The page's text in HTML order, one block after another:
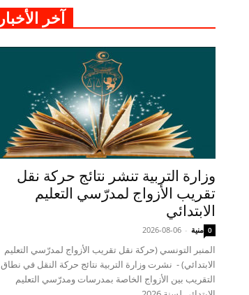
آخر الأخبار
وزارة التربية تنشر نتائج حركة نقل
تقريب الأزواج لمدرّسي التعليم
الابتدائي
منية -
2026-08-06 0
المنبر التونسي (حركة نقل تقريب الأزواج لمدرّسي التعليم
الابتدائي) - نشرت وزارة التربية نتائج حركة النقل في نطاق
التقريب بين الأزواج الخاصة بمدرسات ومدرّسي التعليم